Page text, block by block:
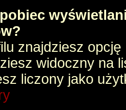
znajdziesz opcję
widoczny na
liczony jako